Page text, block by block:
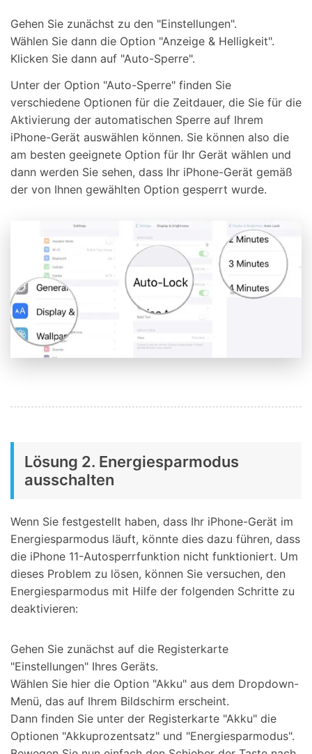
Gehen Sie zunächst zu den "Einstellungen".
Wählen Sie dann die Option "Anzeige & Helligkeit".
Klicken Sie dann auf "Auto-Sperre".
Unter der Option "Auto-Sperre" finden Sie
verschiedene Optionen für die Zeitdauer, die Sie für die
Aktivierung der automatischen Sperre auf Ihrem
iPhone-Gerät auswählen können. Sie können also die
am besten geeignete Option für Ihr Gerät wählen und
dann werden Sie sehen, dass Ihr iPhone-Gerät gemäß
der von Ihnen gewählten Option gesperrt wurde.
Lösung 2. Energiesparmodus
ausschalten
Wenn Sie festgestellt haben, dass Ihr iPhone-Gerät im
Energiesparmodus läuft, könnte dies dazu führen, dass
die iPhone 11-Autosperrfunktion nicht funktioniert. Um
dieses Problem zu lösen, können Sie versuchen, den
Energiesparmodus mit Hilfe der folgenden Schritte zu
deaktivieren:
Gehen Sie zunächst auf die Registerkarte
"Einstellungen" Ihres Geräts.
Wählen Sie hier die Option "Akku" aus dem Dropdown-
Menü, das auf Ihrem Bildschirm erscheint.
Dann finden Sie unter der Registerkarte "Akku" die
Optionen "Akkuprozentsatz" und "Energiesparmodus".